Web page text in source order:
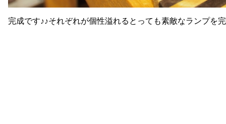
完成です♪♪それぞれが個性溢れるとっても素敵なランプを